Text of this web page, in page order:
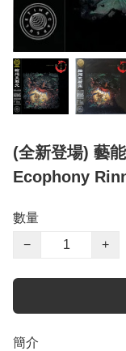
(全新登場) 藝
Ecophony
數量
−
+
簡介